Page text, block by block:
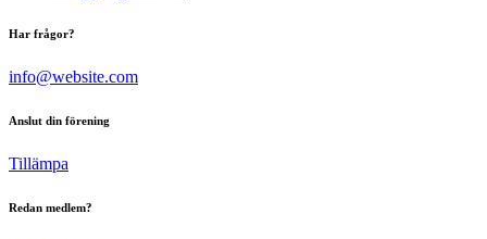
Har frågor?
info@website.com
Anslut din förening
Tillämpa
Redan medlem?